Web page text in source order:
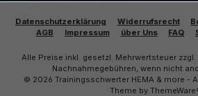
Datenschutzerklärung Widerrufsrecht
AGB
Impressum über Uns FAQ
Alle Preise inkl. gesetzl. Mehrwertsteuer zzgl.
Nachnahmegebühren, wenn nicht
© 2026 Trainingsschwerter HEMA & more -
Theme by